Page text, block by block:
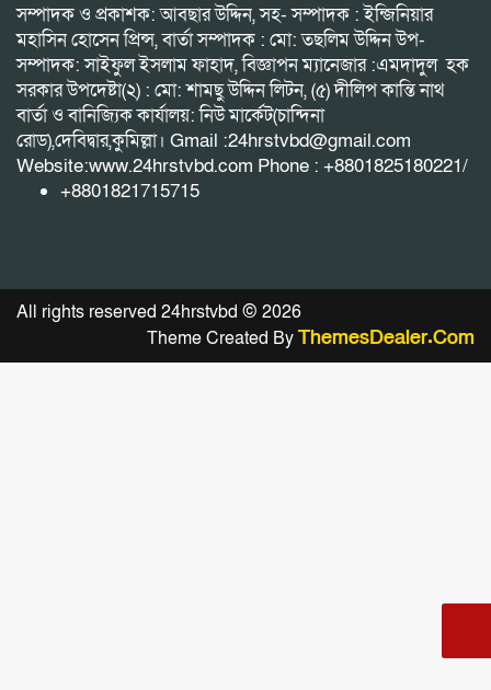
সম্পাদক ও প্রকাশক: আবছার উদ্দিন, সহ- সম্পাদক : ইন্জিনিয়ার
মহাসিন হোসেন প্রিন্স, বার্তা সম্পাদক : মো: তছলিম উদ্দিন উপ-
সম্পাদক: সাইফুল ইসলাম ফাহাদ, বিজ্ঞাপন ম্যানেজার :এমদাদুল হক
সরকার উপদেষ্টা(২) : মো: শামছু উদ্দিন লিটন, (৫) দীলিপ কান্তি নাথ
বার্তা ও বানিজ্যিক কার্যালয়: নিউ মার্কেট(চান্দিনা
রোড),দেবিদ্বার,কুমিল্লা। Gmail :24hrstvbd@gmail.com
Website:www.24hrstvbd.com Phone : +8801825180221/
+8801821715715
All rights reserved 24hrstvbd © 2026
Theme Created ByThemesDealer.Com